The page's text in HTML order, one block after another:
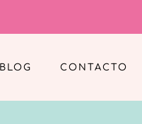
BLOG CONTACTO